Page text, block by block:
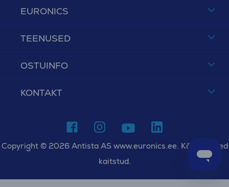
EURONICS
TEENUSED
OSTUINFO
KONTAKT
Copyright © 2026 Antista AS www.euronics.ee. Kõik õigused
kaitstud.